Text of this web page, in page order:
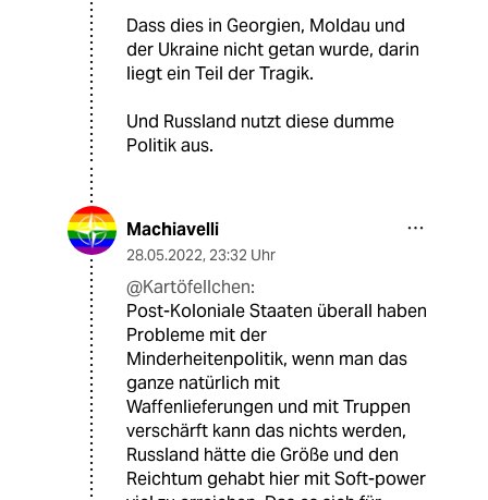
Dass dies in Georgien, Moldau und
der Ukraine nicht getan wurde, darin
liegt ein Teil der Tragik.
Und Russland nutzt diese dumme
Politik aus.
Machiavelli
28.05.2022, 23:32 Uhr
@Kartöfellchen:
Post-Koloniale Staaten überall haben
Probleme mit der
Minderheitenpolitik, wenn man das
ganze natürlich mit
Waffenlieferungen und mit Truppen
verschärft kann das nichts werden,
Russland hätte die Größe und den
Reichtum gehabt hier mit Soft-power